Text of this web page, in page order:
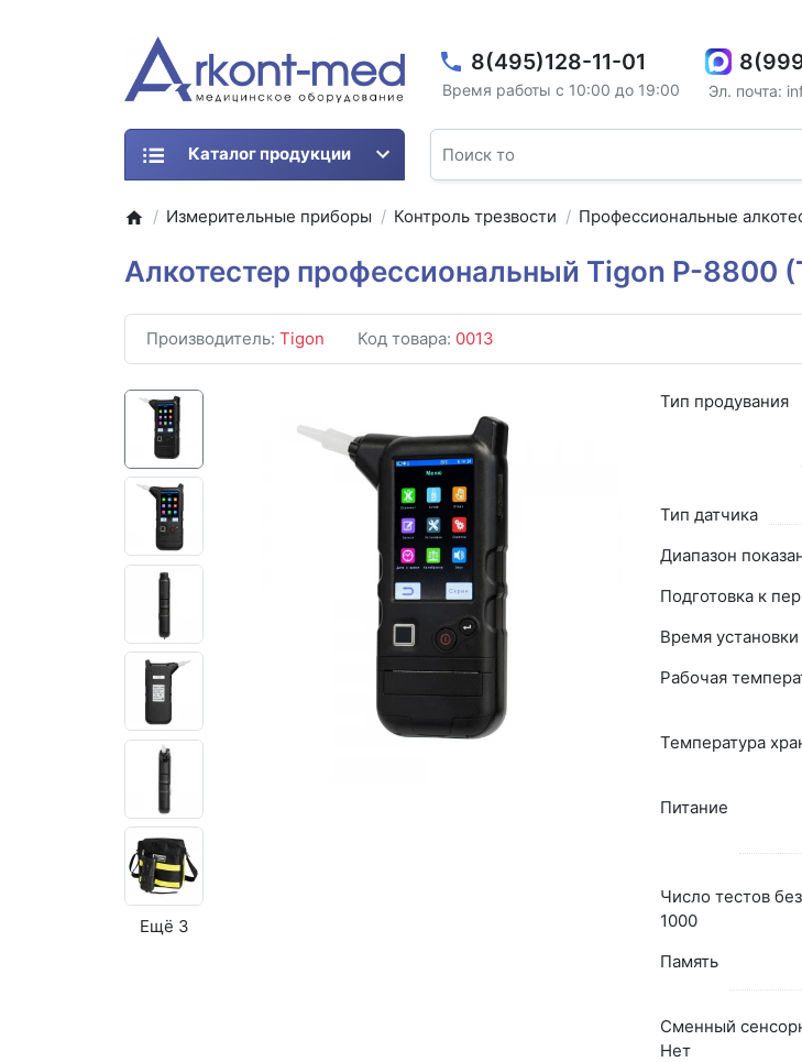
8(495)128-11-01
Время работы с 10:00 до 19:00 Эл. почта:
Каталог продукции
Измерительные приборы Контроль трезвости Профессиональные
Алкотестер профессиональный Tigon P-8800
Производитель: Tigon Код товара: 0013
Ещё 3
Тип продувания
Тип датчика
Диапазон
Подготовка к
Время
Рабочая
Температура
Питание
Число тестов
1000
Память
Сменный
Нет